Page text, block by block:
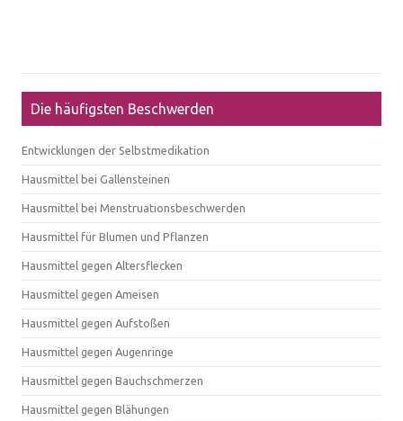
Die häufigsten Beschwerden
Entwicklungen der Selbstmedikation
Hausmittel bei Gallensteinen
Hausmittel bei Menstruationsbeschwerden
Hausmittel für Blumen und Pflanzen
Hausmittel gegen Altersflecken
Hausmittel gegen Ameisen
Hausmittel gegen Aufstoßen
Hausmittel gegen Augenringe
Hausmittel gegen Bauchschmerzen
Hausmittel gegen Blähungen